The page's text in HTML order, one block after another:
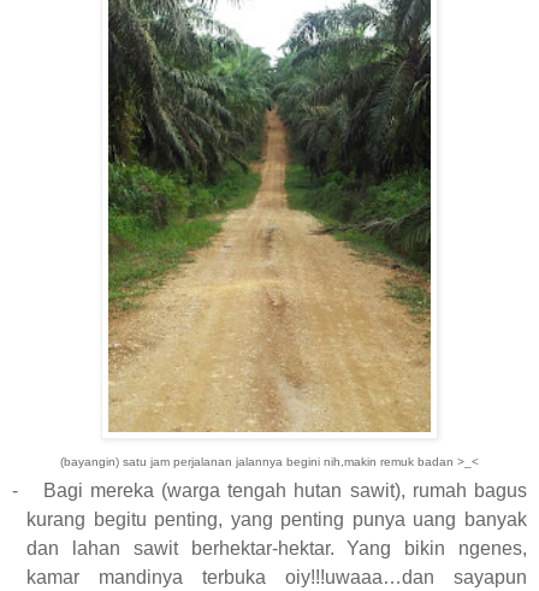
(bayangin) satu jam perjalanan jalannya begini nih,makin remuk badan >_<
-
Bagi mereka (warga tengah hutan sawit), rumah bagus
kurang begitu penting, yang penting punya uang banyak
dan lahan sawit berhektar-hektar. Yang bikin ngenes,
kamar mandinya terbuka oiy!!!uwaaa…dan sayapun